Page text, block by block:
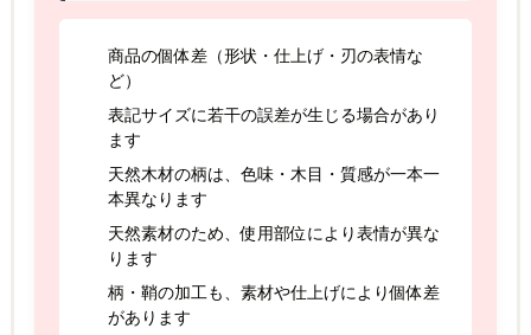
商品の個体差（形状・仕上げ・刃の表情な
ど）
表記サイズに若干の誤差が生じる場合があり
ます
天然木材の柄は、色味・木目・質感が一本一
本異なります
天然素材のため、使用部位により表情が異な
ります
柄・鞘の加工も、素材や仕上げにより個体差
があります